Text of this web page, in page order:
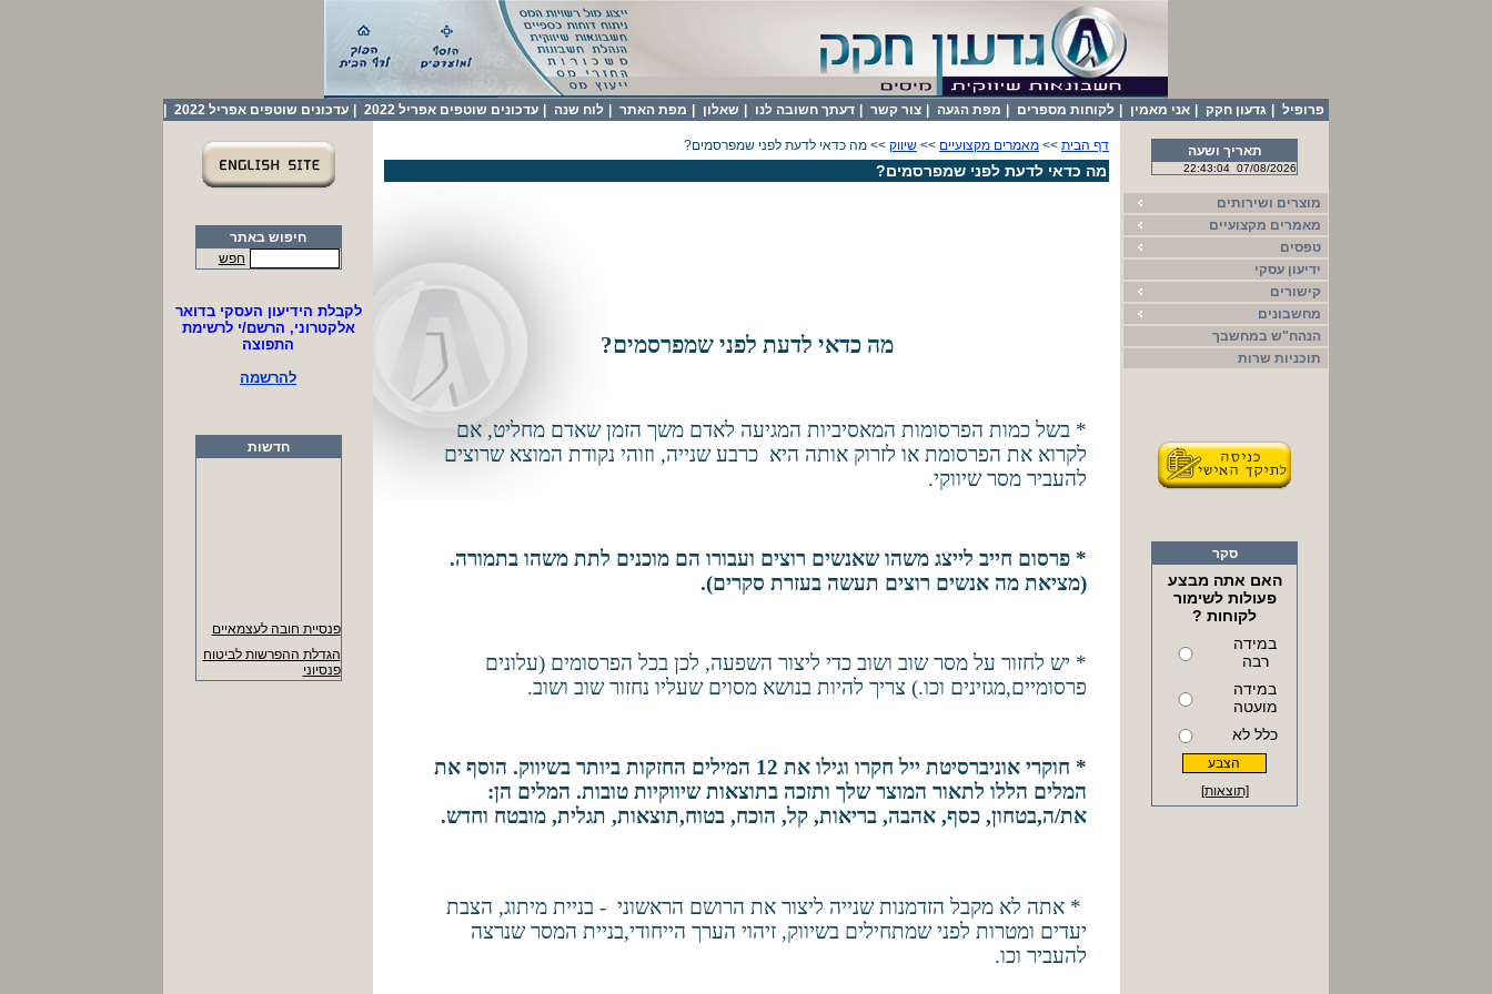
פרופיל גדעון חקק אני מאמין לקוחות מספרים מפת הגעה צור קשר דעתך חשובה לנו שאלון מפת האתר לוח שנה עדכונים שוטפים אפריל 2022 עדכונים שוטפים אפריל 2022
תאריך ושעה
07/08/2026
22:43:04
מוצרים ושירותים
מאמרים מקצועיים
טפסים
ידיעון עסקי
קישורים
מחשבונים
הנהח"ש במחשבך
תוכניות שרות
סקר
האם אתה מבצע
פעולות לשימור
לקוחות ?
במידה
רבה
במידה
מועטה
כלל לא
[תוצאות]
דף הבית >> מאמרים מקצועיים >> שיווק >> מה כדאי לדעת לפני שמפרסמים?
מה כדאי לדעת לפני שמפרסמים?
מה כדאי לדעת לפני שמפרסמים?
* בשל כמות הפרסומות המאסיביות המגיעה לאדם משך הזמן שאדם מחליט, אם
לקרוא את הפרסומת או לזרוק אותה היא כרבע שנייה, וזוהי נקודת המוצא שרוצים
להעביר מסר שיווקי.
* פרסום חייב לייצג משהו שאנשים רוצים ועבורו הם מוכנים לתת משהו בתמורה.
(מציאת מה אנשים רוצים תעשה בעזרת סקרים).
* יש לחזור על מסר שוב ושוב כדי ליצור השפעה, לכן בכל הפרסומים (עלונים
פרסומיים,מגזינים וכו.) צריך להיות בנושא מסוים שעליו נחזור שוב ושוב.
* חוקרי אוניברסיטת ייל חקרו וגילו את 12 המילים החזקות ביותר בשיווק. הוסף את
המלים הללו לתאור המוצר שלך ותזכה בתוצאות שיווקיות טובות. המלים הן:
את/ה,בטחון, כסף, אהבה, בריאות, קל, הוכח, בטוח,תוצאות, תגלית, מובטח וחדש.
* אתה לא מקבל הזדמנות שנייה ליצור את הרושם הראשוני - בניית מיתוג, הצבת
יעדים ומטרות לפני שמתחילים בשיווק, זיהוי הערך הייחודי,בניית המסר שנרצה
להעביר וכו.
חיפוש באתר
חפש
לקבלת הידיעון העסקי בדואר
אלקטרוני, הרשם/י לרשימת
התפוצה
להרשמה
חדשות
פנסיית חובה לעצמאיים
הגדלת ההפרשות לביטוח
פנסיוני